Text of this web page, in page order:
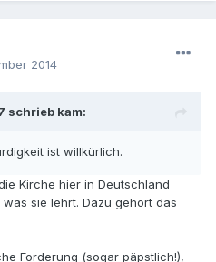
2014
schrieb kam:
ist willkürlich.
Kirche hier in Deutschland
sie lehrt. Dazu gehört das
Forderung (sogar päpstlich!),